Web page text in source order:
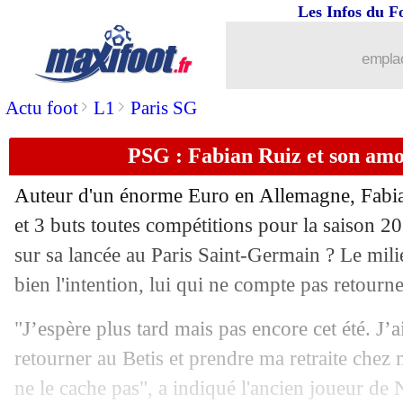
Actu foot> L1 > Paris SG
Les Infos du
PSG : Fabian Ruiz et son
Auteur d'un énorme Euro en Allemagne,
et 3 buts toutes compétitions pour la saison
sur sa lancée au Paris Saint-Germain ? Le
bien l'intention, lui qui ne compte pas
"J’espère plus tard mais pas encore cet été.
retourner au Betis et prendre ma retraite chez
ne le cache pas", a indiqué l'ancien joueur de
: Hakimi, un accord pour une
17/07 Monaco: Embolo, le Bayern
17/07 Angleterre: le rêve Guardiola
17/07 EdF (JO): Mateta est fan de
17/07 Man Utd: une offre refusée pour
17/07 Fenerbahçe: Saint-Maximin, c'est
Rennes : Terrier va rapporter une